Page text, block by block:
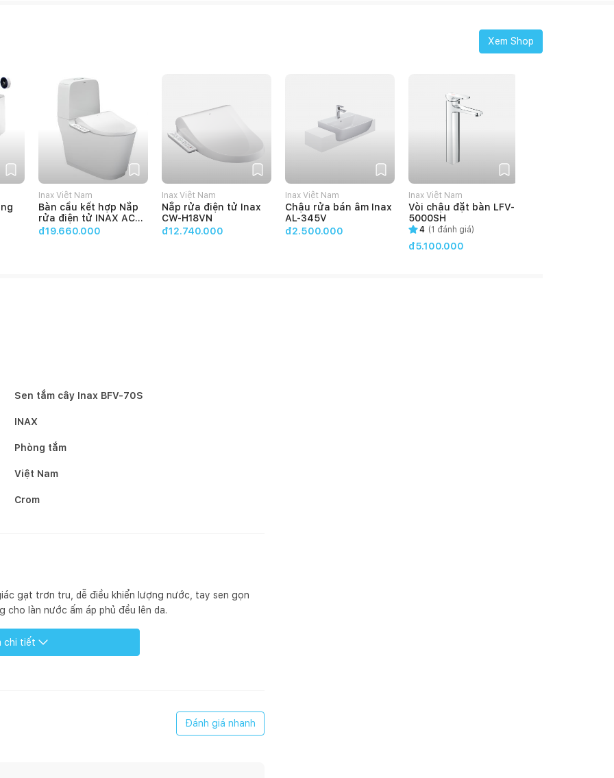
Xem Shop
Inax Việt Nam
Bàn cầu kết hợp Nắp
rửa điện tử INAX ACT-
832+CW-H17VN
đ19.660.000
Inax Việt Nam
Nắp rửa điện tử Inax
CW-H18VN
đ12.740.000
Inax Việt Nam
Chậu rửa bán âm Inax
AL-345V
đ2.500.000
Inax Việt Nam
Vòi chậu đặt bàn LFV-
5000SH
4 (1 đánh giá)
đ5.100.000
Sen tắm cây Inax BFV-70S
INAX
Phòng tắm
Việt Nam
Crom
gạt trơn tru, dễ điều khiển lượng nước, tay sen gọn
làn nước ấm áp phủ đều lên da.
đều
chi tiết
Đánh giá nhanh